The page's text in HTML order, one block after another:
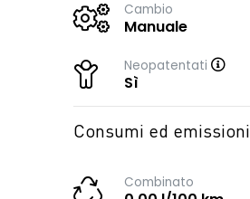
Cambio
Manuale
Neopatentati
Sì
Consumi ed emissioni
Combinato